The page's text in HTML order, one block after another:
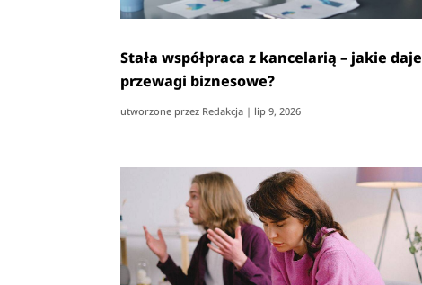
Stała współpraca z kancelarią – jakie daje
przewagi biznesowe?
utworzone przez Redakcja | lip 9, 2026